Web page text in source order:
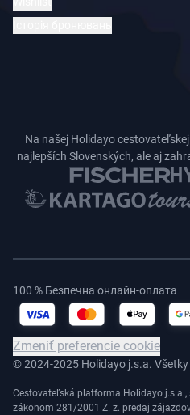
Na našej Holidayo
najlepších Slovenských, ale aj
© 2024-2025 Holidayo j.s.a.
Cestovateľská platforma Holidayo
zákonom 281/2001 Z. z. predaj
100 % Безпечна онлайн-оплата
Zmeniť preferencie cookie